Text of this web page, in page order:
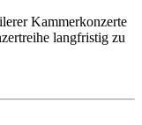
Kammerkonzerte
langfristig zu